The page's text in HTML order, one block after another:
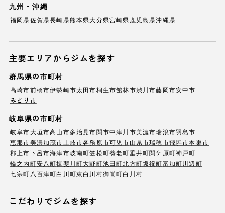
九州・沖縄
福岡県佐賀県長崎県熊本県大分県宮崎県 鹿児島県沖縄県
主要エリアからジムを探す
群馬県の市町村
高崎市前橋市伊勢崎市太田市桐生市館林市渋川市藤岡市安中市
みどり市
岐阜県の市町村
岐阜市大垣市高山市多治見市関市中津川市美濃市瑞浪市羽島市
恵那市美濃加茂市土岐市各務原市可児市山県市瑞穂市飛騨市本巣市
郡上市下呂市海津市岐南町笠松町養老町垂井町関ケ原町神戸町
輪之内町安八町揖斐川町大野町池田町北方町坂祝町富加町川辺町
七宗町 八百津町白川町東白川村御嵩町白川村
こだわりでジムを探す